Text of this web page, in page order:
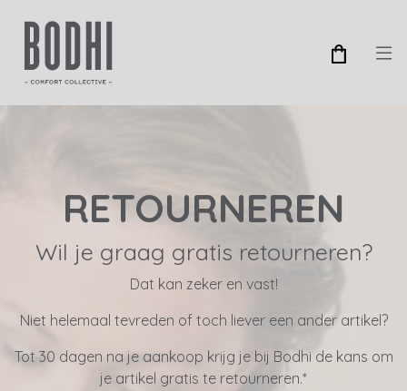
RETOURNEREN
Wil je graag gratis retourneren?
Dat kan zeker en vast!
Niet helemaal tevreden of toch liever een ander artikel?
Tot 30 dagen na je aankoop krijg je bij Bodhi de kans om
je artikel gratis te retourneren.*